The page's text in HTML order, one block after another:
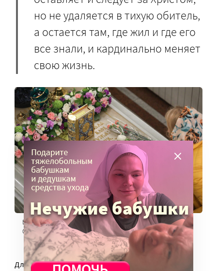
но не удаляется в тихую обитель,
а остается там, где жил и где его
все знали, и кардинально меняет
свою жизнь.
В часовне святой блаженной Ксении Петербургской на
Смоленском кладбище. Фото: Роман Пименов/ТАСС
Для обывателя, который живет по правилам